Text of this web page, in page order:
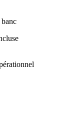
banc